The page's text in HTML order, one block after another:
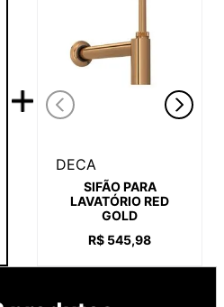
DECA
SIFÃO PARA
LAVATÓRIO RED
GOLD
R$ 545,98